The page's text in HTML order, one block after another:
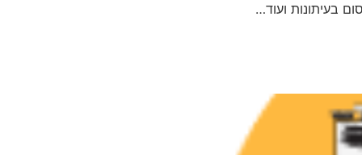
בעיתונות ועוד…